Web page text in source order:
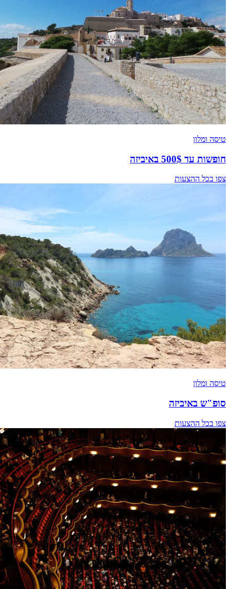
טיסה ומלון
חופשות עד 500$ באיביזה
צפו בכל ההצעות
טיסה ומלון
סופ"ש באיביזה
צפו בכל ההצעות